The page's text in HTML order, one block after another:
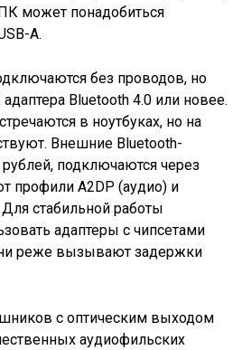
может понадобиться
A.
без проводов, но
Bluetooth 4.0 или новее.
в ноутбуках, но на
Внешние Bluetooth-
рублей, подключаются через
профили A2DP (аудио) и
стабильной работы
адаптеры с чипсетами
реже вызывают задержки
с оптическим выходом
аудиофильских